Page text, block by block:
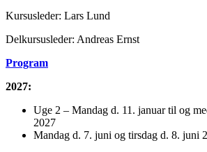
Kursusleder: Lars Lund
Delkursusleder: Andreas Ernst
Program
2027:
Uge 2 – Mandag d. 11. januar til og
2027
Mandag d. 7. juni og tirsdag d. 8. juni